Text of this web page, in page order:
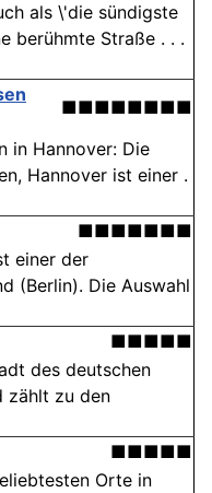
als \'die sündigste
berühmte Straße . . .
■■■■■■■■
in Hannover: Die
Hannover ist einer .
■■■■■■■
einer der
(Berlin). Die Auswahl
■■■■■
des deutschen
zählt zu den
■■■■■
Orte in